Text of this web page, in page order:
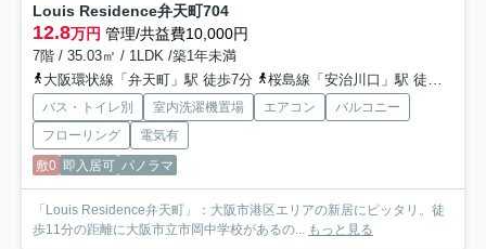
Louis Residence弁天町704
12.8万円 管理/共益費10,000円
7階 / 35.03㎡ / 1LDK /築1年未満
大阪環状線「弁天町」駅 徒歩7分
桜島線「安治川口」駅 徒歩22分
バス・トイレ別 室内洗濯機置場 エアコン
バルコニー
フローリング
電気有
敷0 即入居可 パノラマ
「Louis Residence弁天町」：大阪市港区エリアの新居にピッタリ。徒
歩11分の距離に大阪市立市岡中学校があるの...
もっと見る